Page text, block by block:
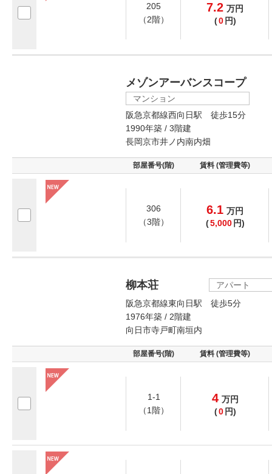
205
（2階）
7.2 万円
(0 円)
メゾンアーバンスコープ
マンション
阪急京都線西向日駅 徒歩15分
1990年築 / 3階建
長岡京市井ノ内南内畑
部屋番号(階) 賃料 (管理費等)
306
（3階）
6.1 万円
(5,000 円)
柳本荘
アパート
阪急京都線東向日駅 徒歩5分
1976年築 / 2階建
向日市寺戸町南垣内
部屋番号(階) 賃料 (管理費等)
1-1
（1階）
4 万円
(0 円)